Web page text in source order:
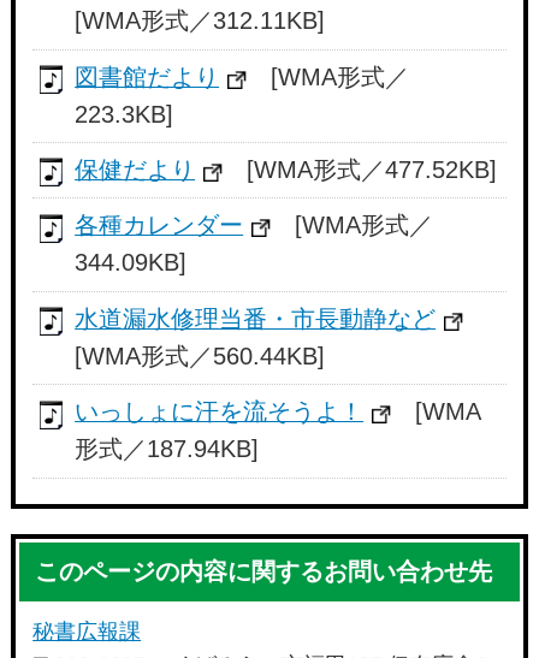
[WMA形式／312.11KB]
図書館だより
[WMA形式／
223.3KB]
保健だより [WMA形式／477.52KB]
各種カレンダー
[WMA形式／
344.09KB]
水道漏水修理当番・市長動静など
[WMA形式／560.44KB]
いっしょに汗を流そうよ！
[WMA
形式／187.94KB]
このページの内容に関するお問い合わせ先
秘書広報課